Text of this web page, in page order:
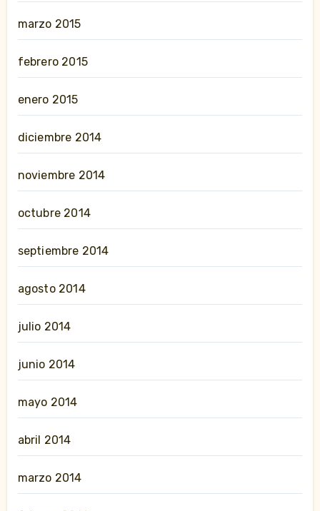
marzo 2015
febrero 2015
enero 2015
diciembre 2014
noviembre 2014
octubre 2014
septiembre 2014
agosto 2014
julio 2014
junio 2014
mayo 2014
abril 2014
marzo 2014